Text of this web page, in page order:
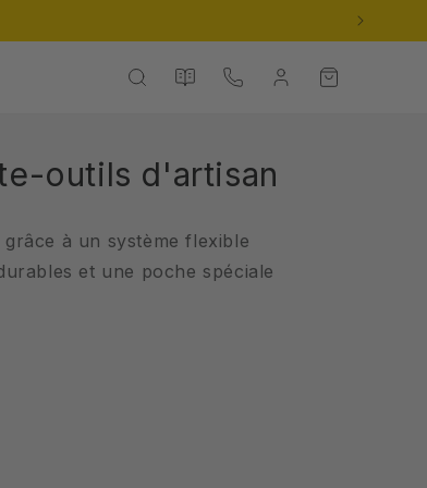
catalogues
ContactConnexionPanier
outils d'artisan
à un système flexible
et une poche spéciale